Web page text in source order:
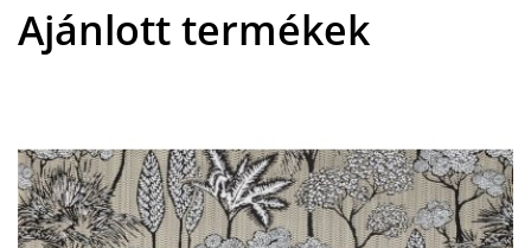
Ajánlott termékek